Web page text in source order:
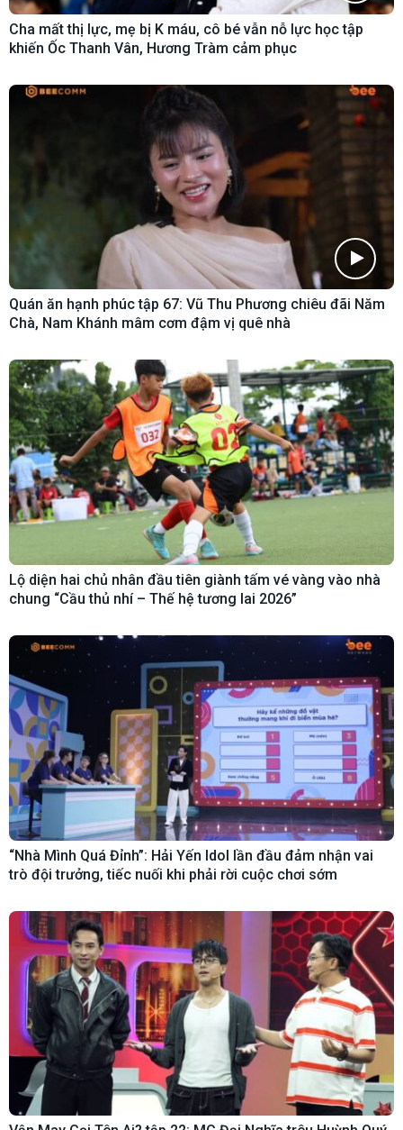
Cha mất thị lực, mẹ bị K máu, cô bé vẫn nỗ lực học tập
khiến Ốc Thanh Vân, Hương Tràm cảm phục
Quán ăn hạnh phúc tập 67: Vũ Thu Phương chiêu đãi Năm
Chà, Nam Khánh mâm cơm đậm vị quê nhà
Lộ diện hai chủ nhân đầu tiên giành tấm vé vàng vào nhà
chung “Cầu thủ nhí – Thế hệ tương lai 2026”
“Nhà Mình Quá Đỉnh”: Hải Yến Idol lần đầu đảm nhận vai
trò đội trưởng, tiếc nuối khi phải rời cuộc chơi sớm